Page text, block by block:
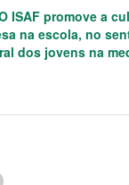
ISAF promove a
na escola, no
dos jovens na